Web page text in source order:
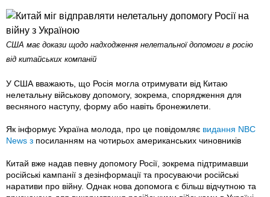
США має докази щодо надходження нелетальної допомоги в росію
від китайських компаній
У США вважають, що Росія могла отримувати від Китаю
нелетальну військову допомогу, зокрема, спорядження для
весняного наступу, форму або навіть бронежилети.
Як інформує Україна молода, про це повідомляє видання NBC
News з посиланням на чотирьох американських чиновників
Китай вже надав певну допомогу Росії, зокрема підтримавши
російські кампанії з дезінформації та просуваючи російські
наративи про війну. Однак нова допомога є більш відчутною та